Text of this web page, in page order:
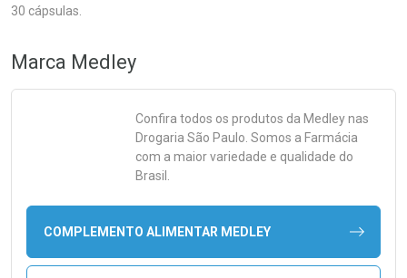
30 cápsulas.
Marca Medley
Confira todos os produtos da Medleynas
Drogaria São Paulo. Somos a Farmácia
com a maior variedade e qualidade do
Brasil.
COMPLEMENTO ALIMENTAR MEDLEY